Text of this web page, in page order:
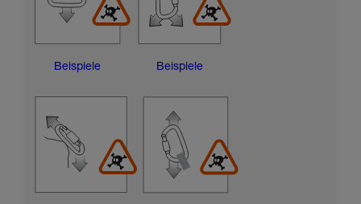
Beispiele Beispiele